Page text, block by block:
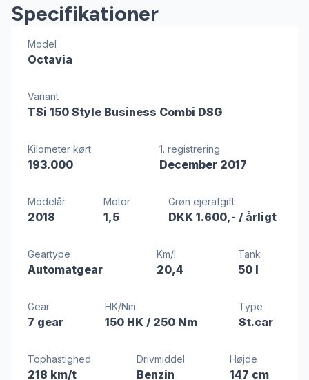
Specifikationer
Model
Octavia
Variant
TSi 150 Style Business Combi DSG
Kilometer kørt
193.000
1. registrering
December 2017
Modelår
2018
Motor
1,5
Grøn ejerafgift
DKK 1.600,- / årligt
Geartype
Automatgear
Km/l
20,4
Tank
50 l
Gear
7 gear
HK/Nm
150 HK / 250 Nm
Type
St.car
Tophastighed
218 km/t
Drivmiddel
Benzin
Højde
147 cm